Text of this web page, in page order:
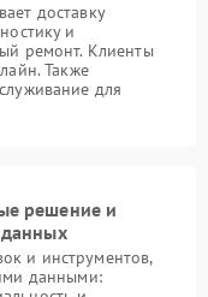
доставку
и
ремонт. Клиенты
Также
для
решение и
и инструментов,
данными: